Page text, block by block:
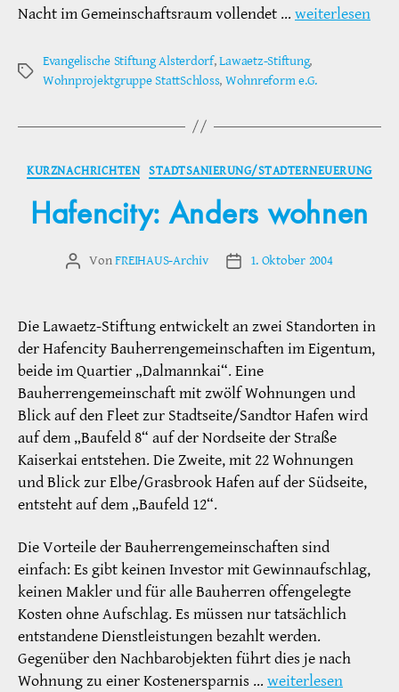
Nacht im Gemeinschaftsraum vollendet … weiterlesen
Schlagwörter
Evangelische Stiftung Alsterdorf,Lawaetz-Stiftung,
Wohnprojektgruppe StattSchloss, Wohnreform e.G.
Kategorien
KURZNACHRICHTEN STADTSANIERUNG/STADTERNEUERUNG
Hafencity: Anders wohnen
Beitragsautor
VonFREIHAUS-Archiv Veröffentlichungsdatum
1. Oktober 2004
Die Lawaetz-Stiftung entwickelt an zwei Standorten in
der Hafencity Bauherrengemeinschaften im Eigentum,
beide im Quartier „Dalmannkai“. Eine
Bauherrengemeinschaft mit zwölf Wohnungen und
Blick auf den Fleet zur Stadtseite/Sandtor Hafen wird
auf dem „Baufeld 8“ auf der Nordseite der Straße
Kaiserkai entstehen. Die Zweite, mit 22 Wohnungen
und Blick zur Elbe/Grasbrook Hafen auf der Südseite,
entsteht auf dem „Baufeld 12“.
Die Vorteile der Bauherrengemeinschaften sind
einfach: Es gibt keinen Investor mit Gewinnaufschlag,
keinen Makler und für alle Bauherren offengelegte
Kosten ohne Aufschlag. Es müssen nur tatsächlich
entstandene Dienstleistungen bezahlt werden.
Gegenüber den Nachbarobjekten führt dies je nach
Wohnung zu einer Kostenersparnis … weiterlesen